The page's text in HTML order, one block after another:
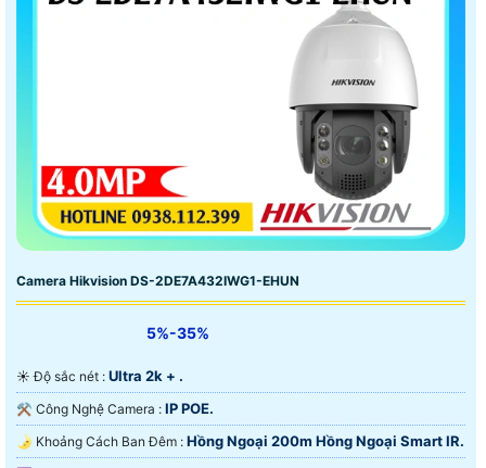
Camera Hikvision DS-2DE7A432IWG1-EHUN
5%-35%
☀️ Độ sắc nét : Ultra 2k + .
⚒ Công Nghệ Camera : IP POE.
🌛 Khoảng Cách Ban Đêm : Hồng Ngoại 200m Hồng Ngoại Smart IR.